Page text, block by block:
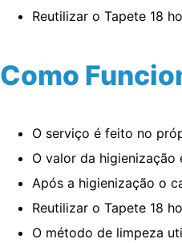
Reutilizar o Tapete 18
Como
O serviço é feito no
O valor da
Após a higienização o
Reutilizar o Tapete 18
O método de limpeza